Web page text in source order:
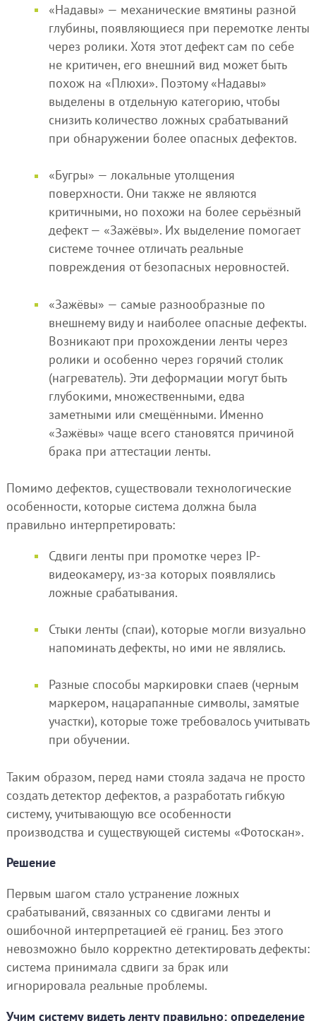
«Надавы» — механические вмятины разной
глубины, появляющиеся при перемотке ленты
через ролики. Хотя этот дефект сам по себе
не критичен, его внешний вид может быть
похож на «Плюхи». Поэтому «Надавы»
выделены в отдельную категорию, чтобы
снизить количество ложных срабатываний
при обнаружении более опасных дефектов.
«Бугры» — локальные утолщения
поверхности. Они также не являются
критичными, но похожи на более серьёзный
дефект — «Зажёвы». Их выделение помогает
системе точнее отличать реальные
повреждения от безопасных неровностей.
«Зажёвы» — самые разнообразные по
внешнему виду и наиболее опасные дефекты.
Возникают при прохождении ленты через
ролики и особенно через горячий столик
(нагреватель). Эти деформации могут быть
глубокими, множественными, едва
заметными или смещёнными. Именно
«Зажёвы» чаще всего становятся причиной
брака при аттестации ленты.
Помимо дефектов, существовали технологические
особенности, которые система должна была
правильно интерпретировать:
Сдвиги ленты при промотке через IP-
видеокамеру, из-за которых появлялись
ложные срабатывания.
Стыки ленты (спаи), которые могли визуально
напоминать дефекты, но ими не являлись.
Разные способы маркировки спаев (черным
маркером, нацарапанные символы, замятые
участки), которые тоже требовалось учитывать
при обучении.
Таким образом, перед нами стояла задача не просто
создать детектор дефектов, а разработать гибкую
систему, учитывающую все особенности
производства и существующей системы «Фотоскан».
Решение
Первым шагом стало устранение ложных
срабатываний, связанных со сдвигами ленты и
ошибочной интерпретацией её границ. Без этого
невозможно было корректно детектировать дефекты:
система принимала сдвиги за брак или
игнорировала реальные проблемы.
Учим систему видеть ленту правильно: определение